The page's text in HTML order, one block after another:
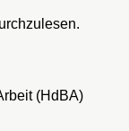
(HdBA)